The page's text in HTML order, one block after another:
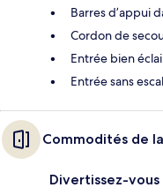
Barres d’appui
Cordon de
Entrée bien
Entrée sans
Commodités de
Divertissez-vous